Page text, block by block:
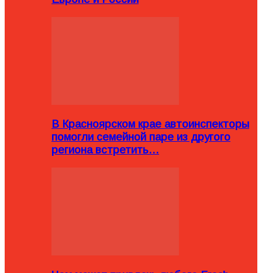
В Красноярском крае автоинспекторы
помогли семейной паре из другого
региона встретить…